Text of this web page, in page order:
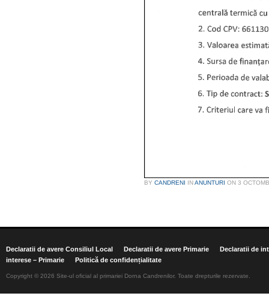
BY CANDRENI INANUNTURI ON 3
Declaratii de avere Consiliul Local Declaratii de avere Primarie
Declaratii de
interese – Primarie
Politică de confidențialitate
Copyright © 2026 Site-ul oficial al primariei Dorna Candrenilor. Toate drepturile rezervate.